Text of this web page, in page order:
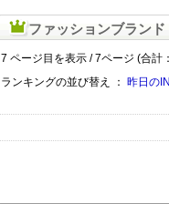
ファッションブランド
7 ページ目を表示 / 7ページ (合計
ランキングの並び替え ： 昨日の